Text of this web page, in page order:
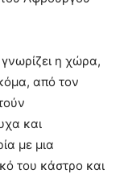
η χώρα,
από τον
και
με μια
του κάστρο και